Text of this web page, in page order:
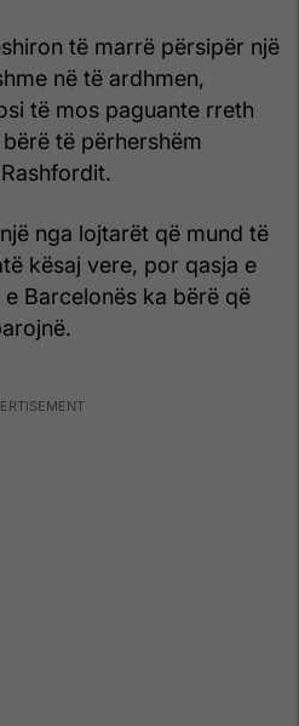
të marrë përsipër një
në të ardhmen,
të mos paguante rreth
të përhershëm
nga lojtarët që mund të
kësaj vere, por qasja e
Barcelonës ka bërë që